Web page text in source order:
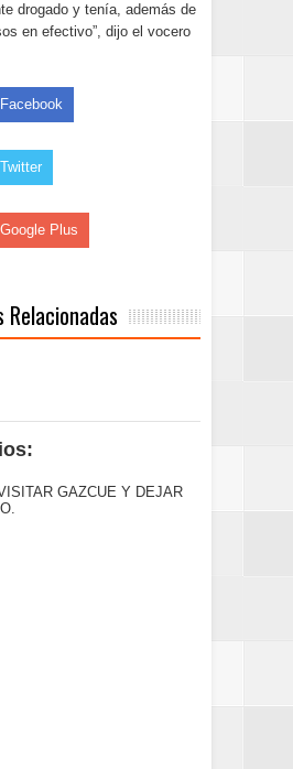
drogado y tenía, además de
en efectivo”, dijo el vocero
Plus
Relacionadas
GAZCUE Y DEJAR